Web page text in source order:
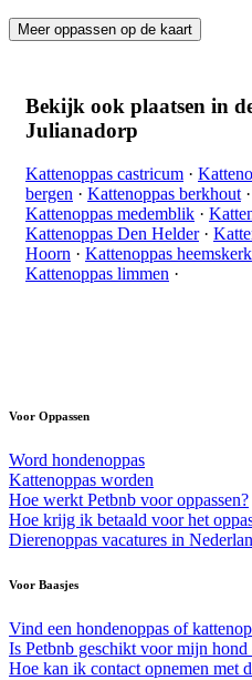
Meer oppassen op de kaart
Bekijk ook plaatsen in
Julianadorp
Kattenoppas castricum ·
bergen · Kattenoppas berkhout ·
Kattenoppas medemblik ·
Kattenoppas Den Helder·
Hoorn · Kattenoppas heemskerk
Kattenoppas limmen ·
Voor Oppassen
Word hondenoppas
Kattenoppas worden
Hoe werkt Petbnb voor oppassen?
Hoe krijg ik betaald voor het
Dierenoppas vacatures in
Voor Baasjes
Vind een hondenoppas of
Is Petbnb geschikt voor mijn hond
Hoe kan ik contact opnemen met